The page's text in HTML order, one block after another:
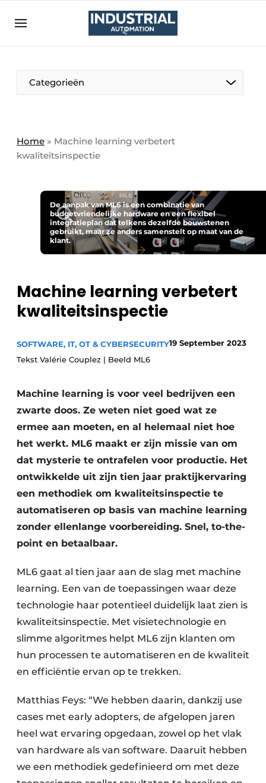
Aanmelden
Bedrijven
Bedrijven
Direct contact
Eigen content aanleveren
Home
Meest gelezen
Nieuwsbrief
Vacature aanmelden
Vacatures
Video’s
Categorieën
Home » Machine learning verbetert
kwaliteitsinspectie
De aanpak van ML6 is een combinatie van
budgetvriendelijke hardware en een flexibel
integratieplan dat telkens dezelfde bouwstenen
gebruikt, maar ze anders samenstelt op maat van de
klant.
Machine learning verbetert
kwaliteitsinspectie
SOFTWARE, IT, OT & CYBERSECURITY19 September 2023
Tekst Valérie Couplez | Beeld ML6
Machine learning is voor veel bedrijven een
zwarte doos. Ze weten niet goed wat ze
ermee aan moeten, en al helemaal niet hoe
het werkt. ML6 maakt er zijn missie van om
dat mysterie te ontrafelen voor productie. Het
ontwikkelde uit zijn tien jaar praktijkervaring
een methodiek om kwaliteitsinspectie te
automatiseren op basis van machine learning
zonder ellenlange voorbereiding. Snel, to-the-
point en betaalbaar.
ML6 gaat al tien jaar aan de slag met machine
learning. Een van de toepassingen waar deze
technologie haar potentieel duidelijk laat zien is
kwaliteitsinspectie. Met visietechnologie en
slimme algoritmes helpt ML6 zijn klanten om
hun processen te automatiseren en de kwaliteit
en efficiëntie ervan op te trekken.
Matthias Feys: “We hebben daarin, dankzij use
cases met early adopters, de afgelopen jaren
heel wat ervaring opgedaan, zowel op het vlak
van hardware als van software. Daaruit hebben
we een methodiek gedefinieerd om met deze